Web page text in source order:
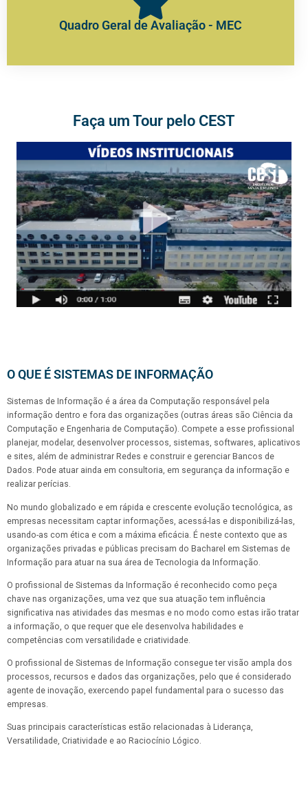
Quadro Geral de Avaliação - MEC
Faça um Tour pelo CEST
O QUE É SISTEMAS DE INFORMAÇÃO
Sistemas de Informação é a área da Computação responsável pela
informação dentro e fora das organizações (outras áreas são Ciência da
Computação e Engenharia de Computação). Compete a esse profissional
planejar, modelar, desenvolver processos, sistemas, softwares, aplicativos
e sites, além de administrar Redes e construir e gerenciar Bancos de
Dados. Pode atuar ainda em consultoria, em segurança da informação e
realizar perícias.
No mundo globalizado e em rápida e crescente evolução tecnológica, as
empresas necessitam captar informações, acessá-las e disponibilizá-las,
usando-as com ética e com a máxima eficácia. É neste contexto que as
organizações privadas e públicas precisam do Bacharel em Sistemas de
Informação para atuar na sua área de Tecnologia da Informação.
O profissional de Sistemas da Informação é reconhecido como peça
chave nas organizações, uma vez que sua atuação tem influência
significativa nas atividades das mesmas e no modo como estas irão tratar
a informação, o que requer que ele desenvolva habilidades e
competências com versatilidade e criatividade.
O profissional de Sistemas de Informação consegue ter visão ampla dos
processos, recursos e dados das organizações, pelo que é considerado
agente de inovação, exercendo papel fundamental para o sucesso das
empresas.
Suas principais características estão relacionadas à Liderança,
Versatilidade, Criatividade e ao Raciocínio Lógico.